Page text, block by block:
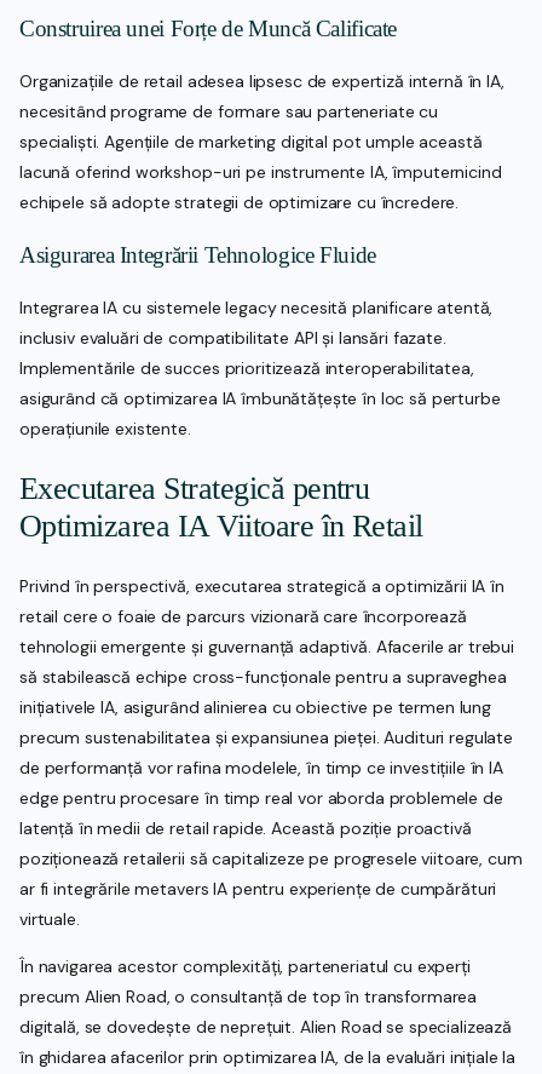
Construirea unei Forțe de Muncă Calificate
Organizațiile de retail adesea lipsesc de expertiză internă în IA,
necesitând programe de formare sau parteneriate cu
specialiști. Agențiile de marketing digital pot umple această
lacună oferind workshop-uri pe instrumente IA, împuternicind
echipele să adopte strategii de optimizare cu încredere.
Asigurarea Integrării Tehnologice Fluide
Integrarea IA cu sistemele legacy necesită planificare atentă,
inclusiv evaluări de compatibilitate API și lansări fazate.
Implementările de succes prioritizează interoperabilitatea,
asigurând că optimizarea IA îmbunătățește în loc să perturbe
operațiunile existente.
Executarea Strategică pentru
Optimizarea IA Viitoare în Retail
Privind în perspectivă, executarea strategică a optimizării IA în
retail cere o foaie de parcurs vizionară care încorporează
tehnologii emergente și guvernanță adaptivă. Afacerile ar trebui
să stabilească echipe cross-funcționale pentru a supraveghea
inițiativele IA, asigurând alinierea cu obiective pe termen lung
precum sustenabilitatea și expansiunea pieței. Audituri regulate
de performanță vor rafina modelele, în timp ce investițiile în IA
edge pentru procesare în timp real vor aborda problemele de
latență în medii de retail rapide. Această poziție proactivă
poziționează retailerii să capitalizeze pe progresele viitoare, cum
ar fi integrările metavers IA pentru experiențe de cumpărături
virtuale.
În navigarea acestor complexități, parteneriatul cu experți
precum Alien Road, o consultanță de top în transformarea
digitală, se dovedește de neprețuit. Alien Road se specializează
în ghidarea afacerilor prin optimizarea IA, de la evaluări inițiale la